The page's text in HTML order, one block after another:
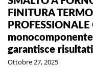
FINITURA
garantisce
Ottobre 27, 2025